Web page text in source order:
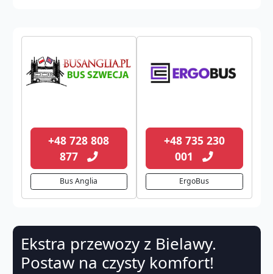
+48 728 808
877
Bus Anglia
+48 735 230
001
ErgoBus
Ekstra przewozy z Bielawy.
Postaw na czysty komfort!